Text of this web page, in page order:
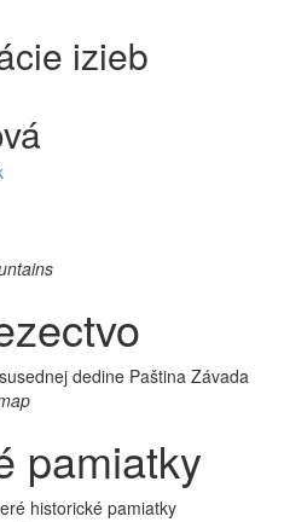
izieb
dedine Paština Závada
pamiatky
historické pamiatky